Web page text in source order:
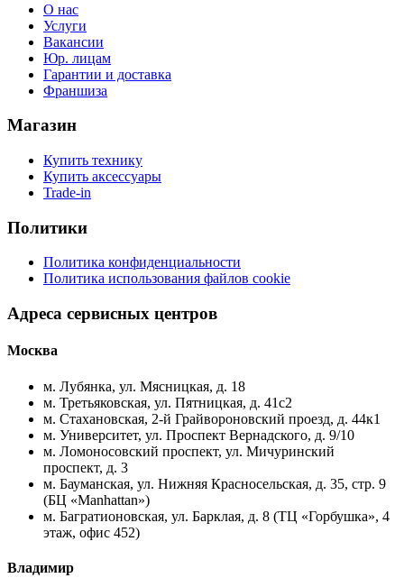
О нас
Услуги
Вакансии
Юр. лицам
Гарантии и доставка
Франшиза
Магазин
Купить технику
Купить аксессуары
Trade-in
Политики
Политика конфиденциальности
Политика использования файлов cookie
Адреса сервисных центров
Москва
м. Лубянка, ул. Мясницкая, д. 18
м. Третьяковская, ул. Пятницкая, д. 41с2
м. Стахановская, 2-й Грайвороновский проезд, д. 44к1
м. Университет, ул. Проспект Вернадского, д. 9/10
м. Ломоносовский проспект, ул. Мичуринский
проспект, д. 3
м. Бауманская, ул. Нижняя Красносельская, д. 35, стр. 9
(БЦ «Manhattan»)
м. Багратионовская, ул. Барклая, д. 8 (ТЦ «Горбушка», 4
этаж, офис 452)
Владимир